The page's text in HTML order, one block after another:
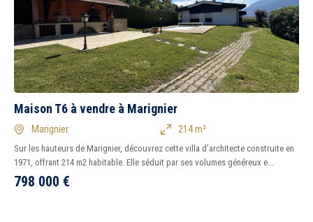
Maison T6 à vendre à Marignier
Marignier 214 m²
Sur les hauteurs de Marignier, découvrez cette villa d’architecte construite en
1971, offrant 214 m2 habitable. Elle séduit par ses volumes généreux e...
798 000 €